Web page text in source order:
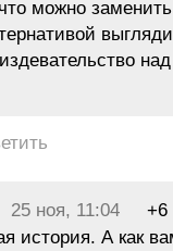
можно
издевательство
25 ноя, 11:04
+6
история. А как